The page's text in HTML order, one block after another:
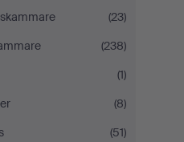
(23)
(238)
(1)
(8)
(51)